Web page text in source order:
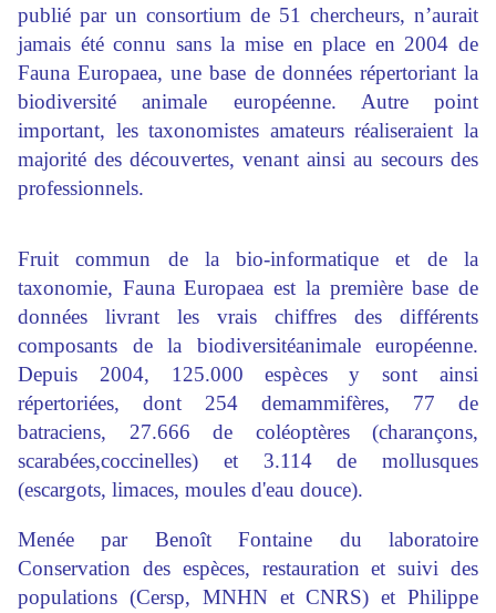
publié par un consortium de 51 chercheurs, n’aurait
jamais été connu sans la mise en place en 2004 de
Fauna Europaea, une base de données répertoriant la
biodiversité animale européenne. Autre point
important, les taxonomistes amateurs réaliseraient la
majorité des découvertes, venant ainsi au secours des
professionnels.
Fruit commun de la bio-informatique et de la
taxonomie, Fauna Europaea est la première base de
données livrant les vrais chiffres des différents
composants de la biodiversitéanimale européenne.
Depuis 2004, 125.000 espèces y sont ainsi
répertoriées, dont 254 demammifères, 77 de
batraciens, 27.666 de coléoptères (charançons,
scarabées,coccinelles) et 3.114 de mollusques
(escargots, limaces, moules d'eau douce).
Menée par Benoît Fontaine du laboratoire
Conservation des espèces, restauration et suivi des
populations (Cersp, MNHN et CNRS) et Philippe